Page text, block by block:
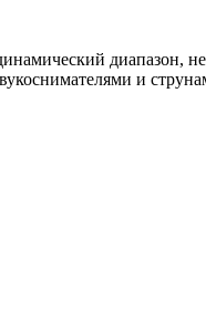
диапазон,
и